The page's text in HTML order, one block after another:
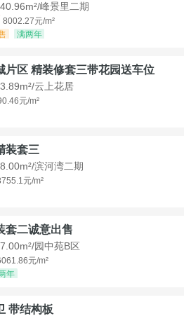
峰景里二期
8002.27元/m²
满两年
片区 精装修套三带花园送车位
云上花居
元/m²
装套三
滨河湾二期
元/m²
套二诚意出售
园中苑B区
元/m²
年
带结构板